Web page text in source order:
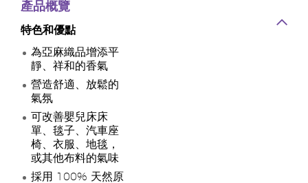
產品概覽
特色和優點
為亞麻織品增添平
靜、祥和的香氣
營造舒適、放鬆的
氣氛
可改善嬰兒床床
單、毯子、汽車座
椅、衣服、地毯，
或其他布料的氣味
採用 100% 天然原